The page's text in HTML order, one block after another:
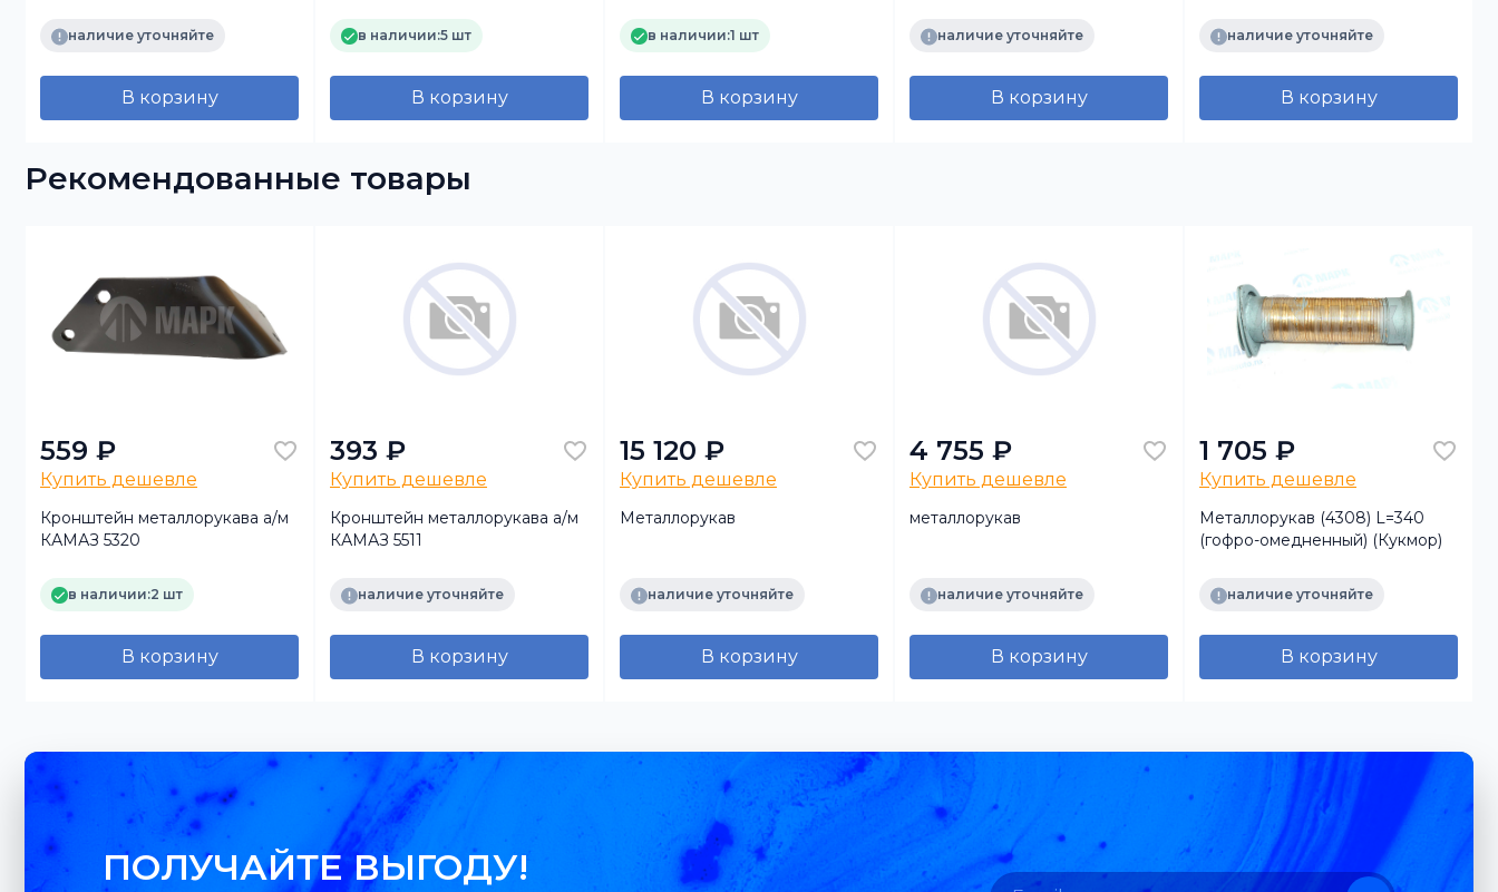
наличие уточняйте
В корзину
в наличии:5 шт
В корзину
в наличии:1 шт
В корзину
наличие уточняйте
В корзину
(Технотрон)
наличие уточняйте
В корзину
Рекомендованные товары
559 ₽
Купить дешевле
Кронштейн металлорукава а/м
КАМАЗ 5320
в наличии:2 шт
В корзину
393 ₽
Купить дешевле
Кронштейн металлорукава а/м
КАМАЗ 5511
наличие уточняйте
В корзину
15 120 ₽
Купить дешевле
Металлорукав
наличие уточняйте
В корзину
4 755 ₽
Купить дешевле
металлорукав
наличие уточняйте
В корзину
1 705 ₽
Купить дешевле
Металлорукав (4308) L=340
(гофро-омедненный) (Кукмор)
наличие уточняйте
В корзину
ПОЛУЧАЙТЕ ВЫГОДУ!